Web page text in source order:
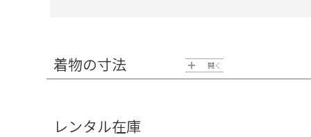
着物の寸法 開く
レンタル在庫